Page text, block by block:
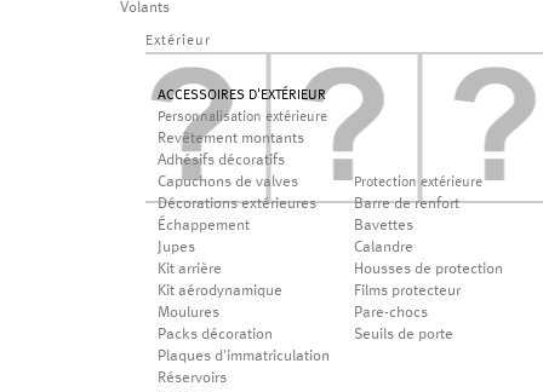
Volants
Extérieur
ACCESSOIRES D'EXTÉRIEUR
Personnalisation extérieure
Revêtement montants
Adhésifs décoratifs
Capuchons de valves
Décorations extérieures
Échappement
Jupes
Kit arrière
Kit aérodynamique
Moulures
Packs décoration
Plaques d'immatriculation
Réservoirs
Protection extérieure
Barre de renfort
Bavettes
Calandre
Housses de protection
Films protecteur
Pare-chocs
Seuils de porte